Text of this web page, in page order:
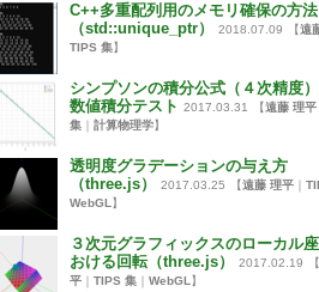
C++多重配列用のメモリ確保の方法
（std::unique_ptr）
2018.07.09 【遠
TIPS 集】
シンプソンの積分公式（４次精度
数値積分テスト 2017.03.31 【遠藤 理平
集
計算物理学】
透明度グラデーションの与え方
（three.js）
2017.03.25 【遠藤 理平
WebGL 】
３次元グラフィックスのローカル
おける回転（three.js）
2017.02.19
【
平
TIPS 集 WebGL 】